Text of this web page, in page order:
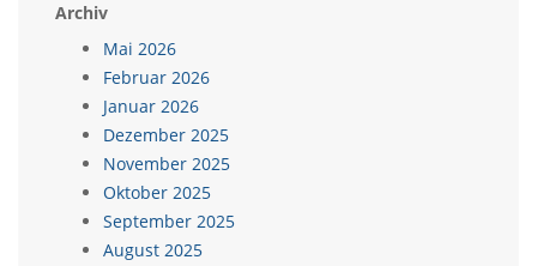
Archiv
Mai 2026
Februar 2026
Januar 2026
Dezember 2025
November 2025
Oktober 2025
September 2025
August 2025